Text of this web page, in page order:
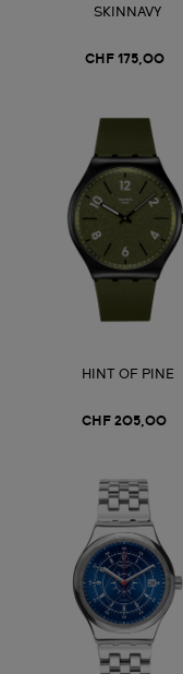
SKINNAVY
CHF 175,00
HINT OF PINE
CHF 205,00